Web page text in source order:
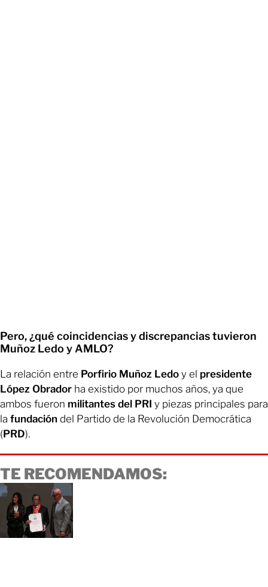
​Pero, ¿qué coincidencias y discrepancias tuvieron
Muñoz Ledo y AMLO?
La relación entre Porfirio Muñoz Ledo y el presidente
López Obrador ha existido por muchos años, ya que
ambos fueron militantes del PRI y piezas principales para
la fundación del Partido de la Revolución Democrática
(PRD).
TE RECOMENDAMOS: